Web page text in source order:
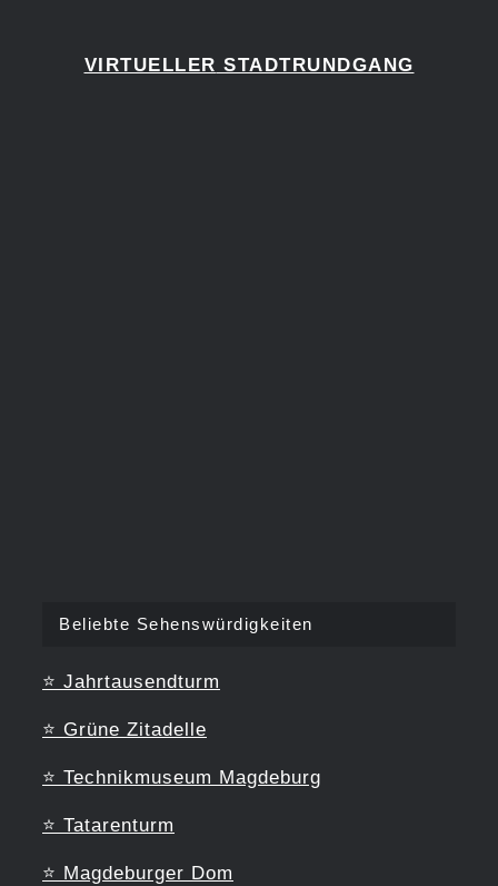
VIRTUELLER STADTRUNDGANG
Beliebte Sehenswürdigkeiten
⭐ Jahrtausendturm
⭐ Grüne Zitadelle
⭐ Technikmuseum Magdeburg
⭐ Tatarenturm
⭐ Magdeburger Dom